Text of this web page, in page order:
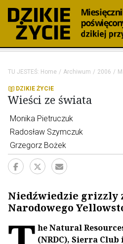
TU JESTEŚ: Home Archiwum 2006
DZIKIE ŻYCIE
Wieści ze świata
Monika Pietruczuk
Radosław Szymczuk
Grzegorz Bożek
Niedźwiedzie grizzly
Narodowego
he Natural
(NRDC), Sierra